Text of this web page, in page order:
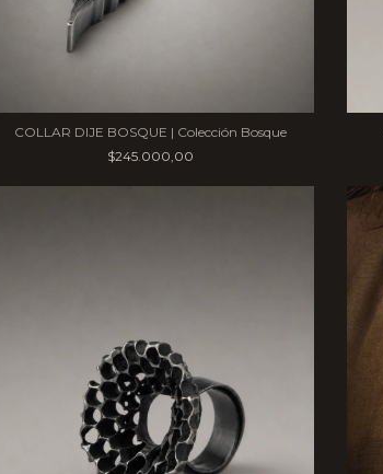
COLLAR DIJE BOSQUE | Colección Bosque
$245.000,00